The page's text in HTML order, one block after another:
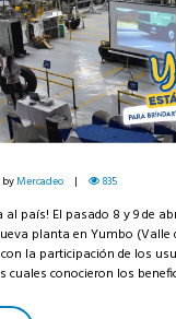
byMercadeo 835
al país! El pasado 8 y 9 de
planta en Yumbo (Valle
la participación de los
cuales conocieron los